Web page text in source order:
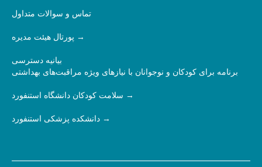
تماس و سوالات متداول
پورتال هیئت مدیره
بیانیه دسترسی
برنامه برای کودکان و نوجوانان با نیازهای ویژه مراقبت‌های بهداشتی
سلامت کودکان دانشگاه استنفورد
دانشکده پزشکی استنفورد